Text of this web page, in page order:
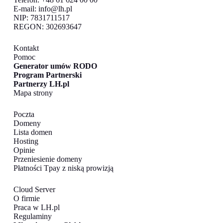
E-mail: info@lh.pl
NIP: 7831711517
REGON: 302693647
Kontakt
Pomoc
Generator umów RODO
Program Partnerski
Partnerzy LH.pl
Mapa strony
Poczta
Domeny
Lista domen
Hosting
Opinie
Przeniesienie domeny
Płatności Tpay z niską prowizją
Cloud Server
O firmie
Praca w LH.pl
Regulaminy